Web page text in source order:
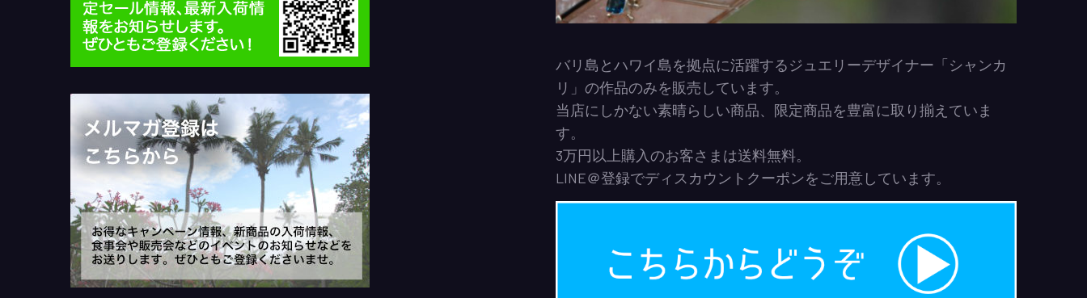
バリ島とハワイ島を拠点に活躍するジュエリーデザイナー「シャンカ
リ」の作品のみを販売しています。
当店にしかない素晴らしい商品、限定商品を豊富に取り揃えていま
す。
3万円以上購入のお客さまは送料無料。
LINE＠登録でディスカウントクーポンをご用意しています。